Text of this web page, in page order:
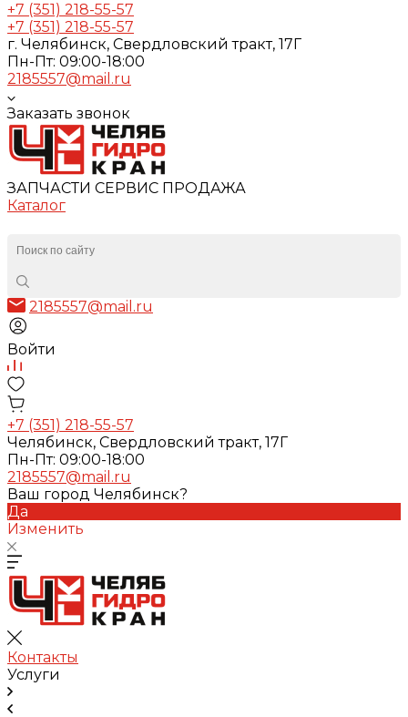
+7 (351) 218-55-57
+7 (351) 218-55-57
г. Челябинск, Свердловский тракт, 17Г
Пн-Пт: 09:00-18:00
2185557@mail.ru
Заказать звонок
ЗАПЧАСТИ СЕРВИС ПРОДАЖА
Каталог
2185557@mail.ru
Войти
+7 (351) 218-55-57
Челябинск, Свердловский тракт, 17Г
Пн-Пт: 09:00-18:00
2185557@mail.ru
Ваш город Челябинск?
Да
Изменить
Контакты
Услуги